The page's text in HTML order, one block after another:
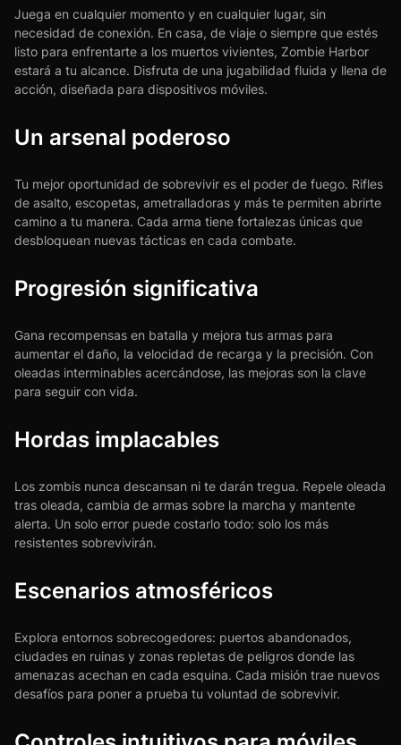
Juega en cualquier momento y en cualquier lugar, sin
necesidad de conexión. En casa, de viaje o siempre que estés
listo para enfrentarte a los muertos vivientes, Zombie Harbor
estará a tu alcance. Disfruta de una jugabilidad fluida y llena de
acción, diseñada para dispositivos móviles.
Un arsenal poderoso
Tu mejor oportunidad de sobrevivir es el poder de fuego. Rifles
de asalto, escopetas, ametralladoras y más te permiten abrirte
camino a tu manera. Cada arma tiene fortalezas únicas que
desbloquean nuevas tácticas en cada combate.
Progresión significativa
Gana recompensas en batalla y mejora tus armas para
aumentar el daño, la velocidad de recarga y la precisión. Con
oleadas interminables acercándose, las mejoras son la clave
para seguir con vida.
Hordas implacables
Los zombis nunca descansan ni te darán tregua. Repele oleada
tras oleada, cambia de armas sobre la marcha y mantente
alerta. Un solo error puede costarlo todo: solo los más
resistentes sobrevivirán.
Escenarios atmosféricos
Explora entornos sobrecogedores: puertos abandonados,
ciudades en ruinas y zonas repletas de peligros donde las
amenazas acechan en cada esquina. Cada misión trae nuevos
desafíos para poner a prueba tu voluntad de sobrevivir.